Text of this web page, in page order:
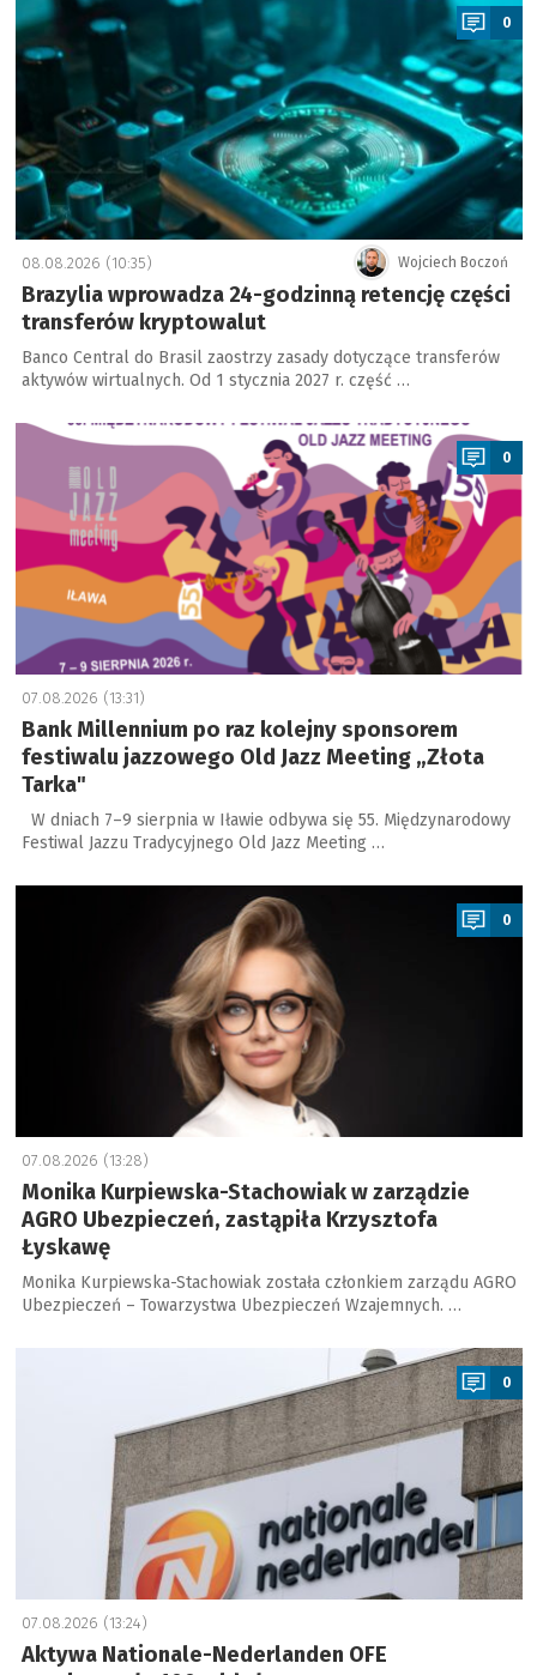
0
Wojciech Boczoń
08.08.2026 (10:35)
Brazylia wprowadza 24-godzinną retencję części
transferów kryptowalut
Banco Central do Brasil zaostrzy zasady dotyczące transferów
aktywów wirtualnych. Od 1 stycznia 2027 r. część …
a
0
07.08.2026 (13:31)
Bank Millennium po raz kolejny sponsorem
festiwalu jazzowego Old Jazz Meeting „Złota
Tarka"
W dniach 7–9 sierpnia w Iławie odbywa się 55. Międzynarodowy
Festiwal Jazzu Tradycyjnego Old Jazz Meeting …
a
0
07.08.2026 (13:28)
Monika Kurpiewska-Stachowiak w zarządzie
AGRO Ubezpieczeń, zastąpiła Krzysztofa
Łyskawę
Monika Kurpiewska-Stachowiak została członkiem zarządu AGRO
Ubezpieczeń – Towarzystwa Ubezpieczeń Wzajemnych. …
0
07.08.2026 (13:24)
Aktywa Nationale-Nederlanden OFE